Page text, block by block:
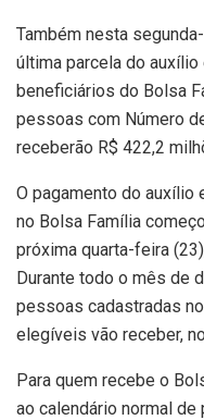
Também nesta
última parcela do
beneficiários do Bolsa
pessoas com Número
receberão R$ 422,2
O pagamento do
no Bolsa Família
próxima quarta-feira
Durante todo o mês de
pessoas cadastradas
elegíveis vão receber,
Para quem recebe o
ao calendário normal